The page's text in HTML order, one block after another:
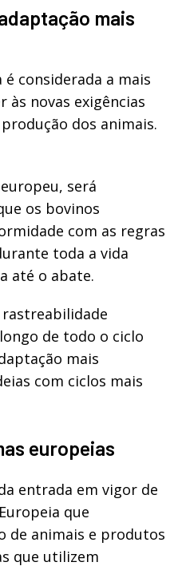
mais
é considerada a mais
às novas exigências
dos animais.
será
os bovinos
com as regras
toda a vida
até o abate.
rastreabilidade
de todo o ciclo
mais
com ciclos mais
europeias
entrada em vigor de
que
de animais e produtos
que utilizem